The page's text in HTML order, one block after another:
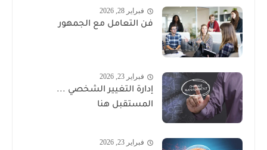
فبراير 28, 2026
فن التعامل مع الجمهور
فبراير 23, 2026
إدارة التغيير الشخصي ...
المستقبل هنا
فبراير 23, 2026